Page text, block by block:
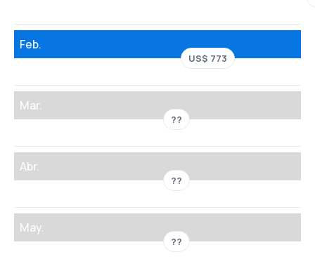
Feb.
US$ 773
Mar.
??
Abr.
??
May.
??